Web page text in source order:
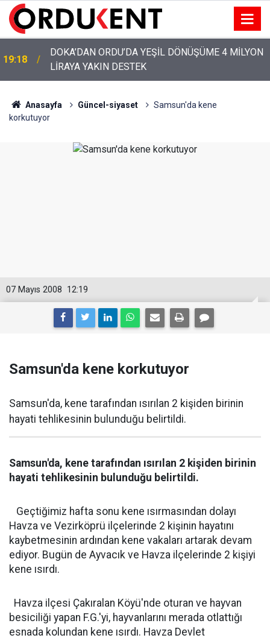
12:46
YENİ PARTİ’NİN ORDU’DAKİ 69 KİŞİLİK KURUCU
KADROSU AÇIKLANDI
Anasayfa Güncel-siyaset
Samsun'da kene
korkutuyor
12:19
07 Mayıs 2008
Samsun'da kene korkutuyor
Samsun'da, kene tarafından ısırılan 2 kişiden birinin
hayati tehlikesinin bulunduğu belirtildi.
Samsun'da, kene tarafından ısırılan 2 kişiden birinin
hayati tehlikesinin bulunduğu belirtildi.
Geçtiğimiz hafta sonu kene ısırmasından dolayı
Havza ve Vezirköprü ilçelerinde 2 kişinin hayatını
kaybetmesinin ardından kene vakaları artarak devam
ediyor. Bugün de Ayvacık ve Havza ilçelerinde 2 kişiyi
kene ısırdı.
Havza ilçesi Çakıralan Köyü'nde oturan ve hayvan
besiciliği yapan F.G.'yi, hayvanlarını merada otlattığı
esnada kolundan kene ısırdı. Havza Devlet